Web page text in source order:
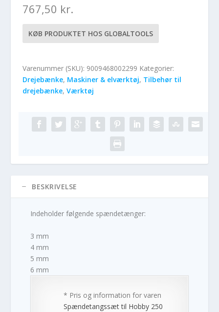
767,50 kr.
KØB PRODUKTET HOS GLOBALTOOLS
Varenummer (SKU): 9009468002299 Kategorier:
Drejebænke, Maskiner & elværktøj, Tilbehør til
drejebænke,Værktøj
BESKRIVELSE
Indeholder følgende spændetænger:
3 mm
4 mm
5 mm
6 mm
* Pris og information for varen
Spændetangssæt til Hobby 250